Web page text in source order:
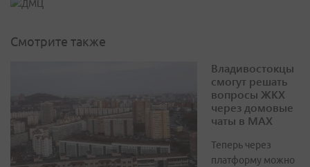
Смотрите также
Владивостокцы
смогут решать
вопросы ЖКХ
через домовые
чаты в МАХ
Теперь через
платформу можно